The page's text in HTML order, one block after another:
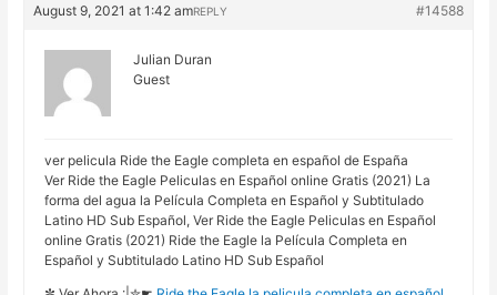
August 9, 2021 at 1:42 am #14588
REPLY
Julian Duran
Guest
ver pelicula Ride the Eagle completa en español de España
Ver Ride the Eagle Peliculas en Español online Gratis (2021) La
forma del agua la Película Completa en Español y Subtitulado
Latino HD Sub Español, Ver Ride the Eagle Peliculas en Español
online Gratis (2021) Ride the Eagle la Película Completa en
Español y Subtitulado Latino HD Sub Español